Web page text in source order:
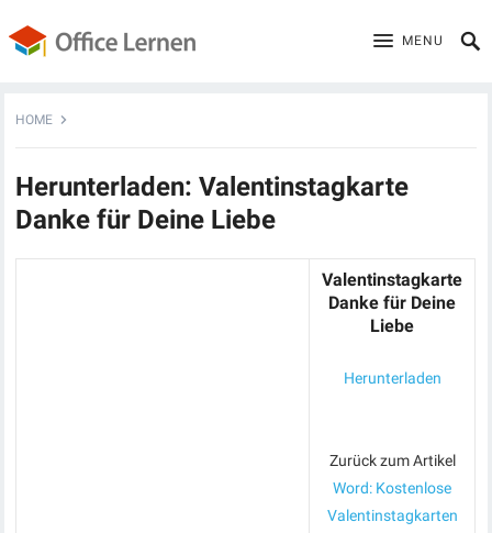
MENU
HOME
Herunterladen: Valentinstagkarte
Danke für Deine Liebe
Valentinstagkarte
Danke für Deine
Liebe
Herunterladen
Zurück zum Artikel
Word: Kostenlose
Valentinstagkarten